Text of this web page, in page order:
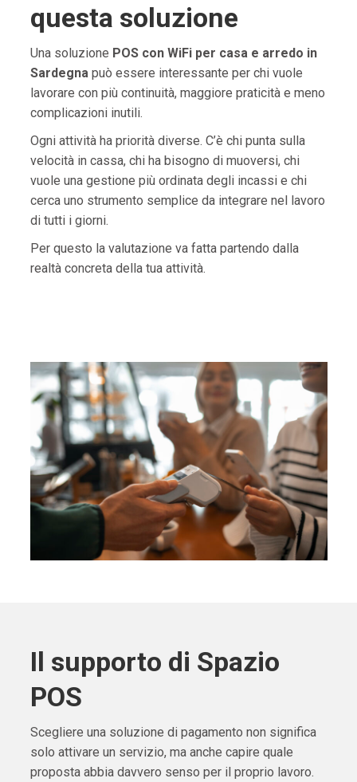
questa soluzione
Una soluzione POS con WiFi per casa e arredo in
Sardegnapuò essere interessante per chi vuole
lavorare con più continuità, maggiore praticità e meno
complicazioni inutili.
Ogni attività ha priorità diverse. C’è chi punta sulla
velocità in cassa, chi ha bisogno di muoversi, chi
vuole una gestione più ordinata degli incassi e chi
cerca uno strumento semplice da integrare nel lavoro
di tutti i giorni.
Per questo la valutazione va fatta partendo dalla
realtà concreta della tua attività.
Il supporto di Spazio
POS
Scegliere una soluzione di pagamento non significa
solo attivare un servizio, ma anche capire quale
proposta abbia davvero senso per il proprio lavoro.